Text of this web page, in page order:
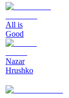
All is
Good
Nazar
Hrushko